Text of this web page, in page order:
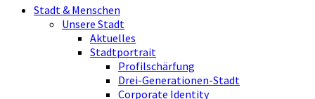
Stadt & Menschen
Unsere Stadt
Aktuelles
Stadtportrait
Profilschärfung
Drei-Generationen-Stadt
Corporate Identity